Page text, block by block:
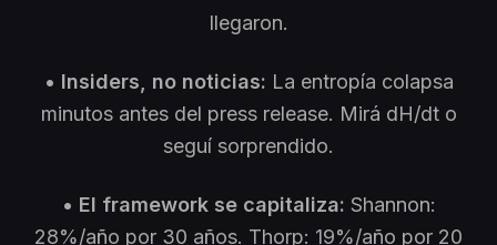
llegaron.
• Insiders, no noticias: La entropía colapsa
minutos antes del press release. Mirá dH/dt o
seguí sorprendido.
• El framework se capitaliza: Shannon:
28%/año por 30 años. Thorp: 19%/año por 20